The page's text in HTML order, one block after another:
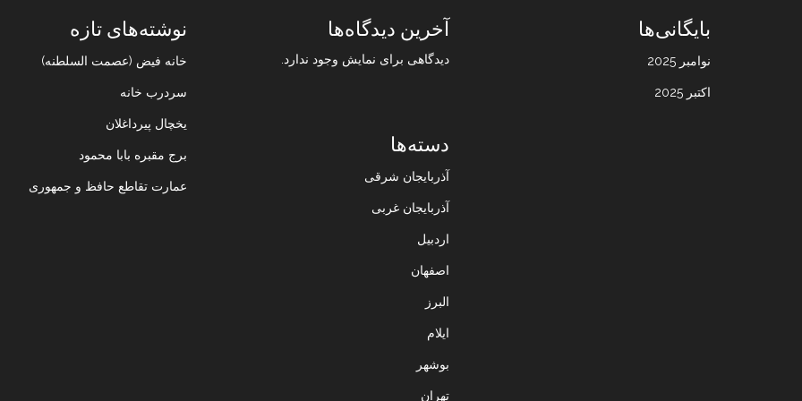
نوشته‌های تازه
خانه فیض (عصمت السلطنه)
سردرب خانه
یخچال پیرداغلان
برج مقبره بابا محمود
عمارت تقاطع حافظ و جمهوری
آخرین دیدگاه‌ها
دیدگاهی برای نمایش وجود ندارد.
بایگانی‌ها
نوامبر 2025
اکتبر 2025
دسته‌ها
آذربایجان شرقی
آذربایجان غربی
اردبیل
اصفهان
البرز
ایلام
بوشهر
تهران